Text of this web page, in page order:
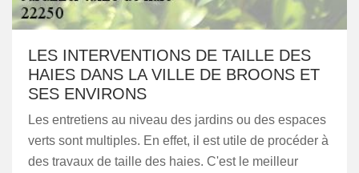
LES INTERVENTIONS DE TAILLE DES
HAIES DANS LA VILLE DE BROONS ET
SES ENVIRONS
Les entretiens au niveau des jardins ou des espaces
verts sont multiples. En effet, il est utile de procéder à
des travaux de taille des haies. C'est le meilleur